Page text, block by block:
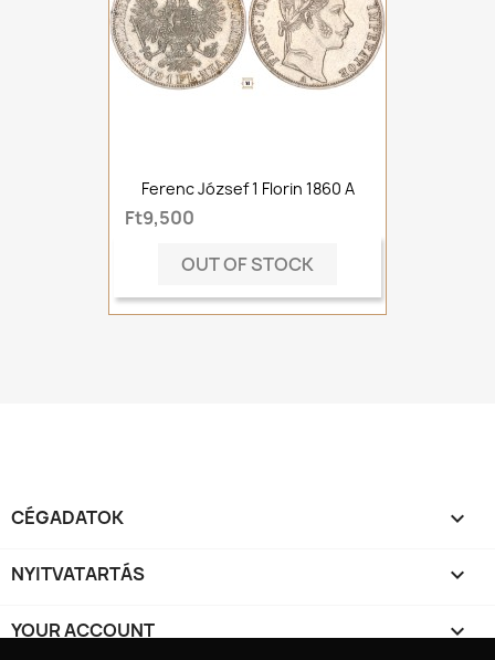
Ferenc József 1 Florin 1860 A
Ft9,500
OUT OF STOCK
CÉGADATOK 
NYITVATARTÁS 
YOUR ACCOUNT 